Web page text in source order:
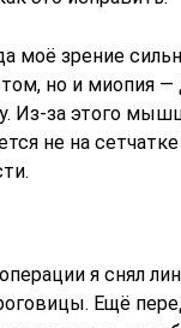
моё зрение
но и миопия
Из-за этого
не на
я снял
Ещё